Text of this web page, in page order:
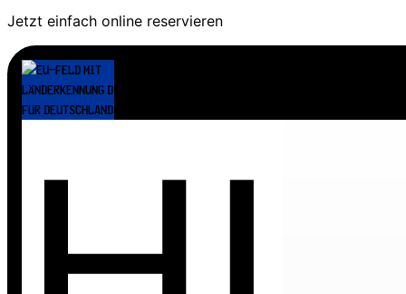
Jetzt einfach online reservieren